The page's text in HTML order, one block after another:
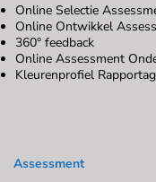
Online Selectie
Online Ontwikkel
360° feedback
Online Assessment
Kleurenprofiel
Assessment